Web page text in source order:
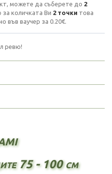
можете да съберете до 2
количката Ви 2 точки това
във ваучер за 0.20€.
ревю!
75 - 100 см